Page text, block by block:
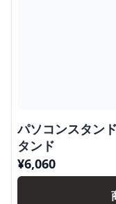
パソコンスタン
タンド
¥6,060